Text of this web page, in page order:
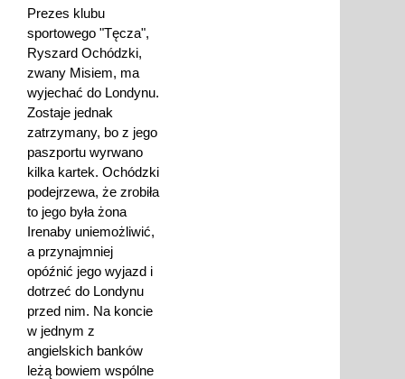
Prezes klubu
sportowego "Tęcza",
Ryszard Ochódzki,
zwany Misiem, ma
wyjechać do Londynu.
Zostaje jednak
zatrzymany, bo z jego
paszportu wyrwano
kilka kartek. Ochódzki
podejrzewa, że zrobiła
to jego była żona
Irenaby uniemożliwić,
a przynajmniej
opóźnić jego wyjazd i
dotrzeć do Londynu
przed nim. Na koncie
w jednym z
angielskich banków
leżą bowiem wspólne